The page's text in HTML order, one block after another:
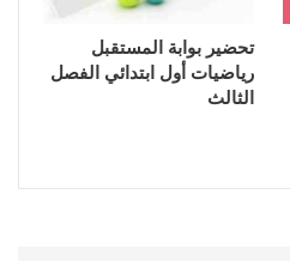
تحضير بوابة المستقبل
رياضيات أول ابتدائي الفصل
الثالث